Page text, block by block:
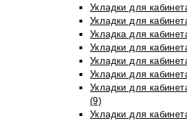
Укладки для
Укладки для
Укладка для
Укладки для
Укладки для
Укладки для
Укладки для
(9)
Укладки для